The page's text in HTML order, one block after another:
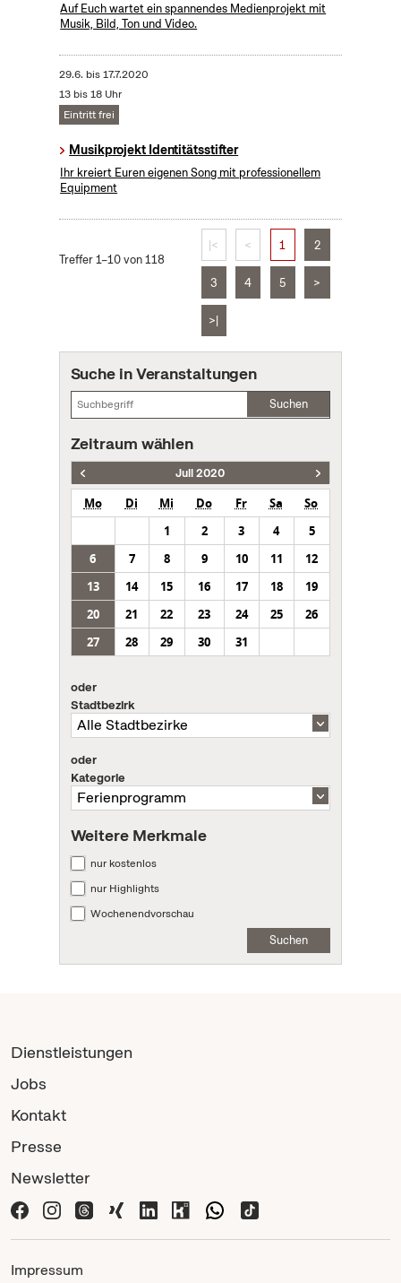
Auf Euch wartet ein spannendes Medienprojekt mit
Musik, Bild, Ton und Video.
29.6. bis17.7.2020
13 bis 18 Uhr
Eintritt frei
Musikprojekt Identitätsstifter
Ihr kreiert Euren eigenen Song mit professionellem
Equipment
Treffer 1–10 von 118
|< < 1 2
3 4 5 >
>|
Suche in Veranstaltungen
Suchen
Zeitraum wählen
Juli 2020
Mo Di Mi Do Fr Sa
So
1
2 3 4
5
6
7 8 9 10 11
12
13
14 15 16 17 18
19
20
21 22 23 24 25
26
27
28 29 30 31
oder
Stadtbezirk
oder
Kategorie
Weitere Merkmale
nur kostenlos
nur Highlights
Wochenendvorschau
Suchen
Dienstleistungen
Jobs
Kontakt
Presse
Newsletter
Impressum